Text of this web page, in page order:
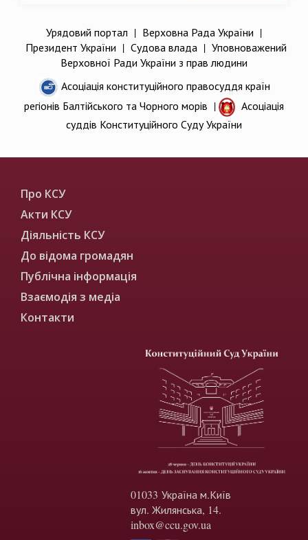
Урядовий портал | Верховна Рада України |
Президент України | Судова влада| Уповноважений
Верховної Ради України з прав людини
Асоціація конституційного правосуддя країн
регіонів Балтійського та Чорного морів |
Асоціація
суддів Конституційного Суду України
Про КСУ
Акти КСУ
Діяльність КСУ
До відома громадян
Публічна інформація
Взаємодія з медіа
Контакти
01033 Україна м.Київ
вул. Жилянська, 14.
inbox@ccu.gov.ua